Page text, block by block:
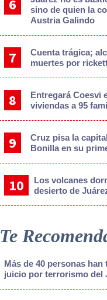
sino de quien la
Austria Galindo
Cuenta trágica;
muertes por
Entregará Coesvi
viviendas a 95
Cruz pisa la
Bonilla en su
Los volcanes
desierto de
Te
Más de 40 personas
juicio por terrorismo del